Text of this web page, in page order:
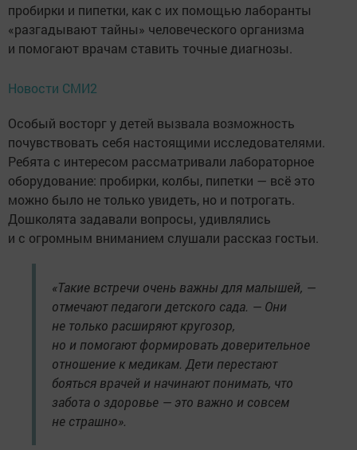
пробирки и пипетки, как с их помощью лаборанты
«разгадывают тайны» человеческого организма
и помогают врачам ставить точные диагнозы.
Новости СМИ2
Особый восторг у детей вызвала возможность
почувствовать себя настоящими исследователями.
Ребята с интересом рассматривали лабораторное
оборудование: пробирки, колбы, пипетки — всё это
можно было не только увидеть, но и потрогать.
Дошколята задавали вопросы, удивлялись
и с огромным вниманием слушали рассказ гостьи.
«Такие встречи очень важны для малышей, —
отмечают педагоги детского сада. — Они
не только расширяют кругозор,
но и помогают формировать доверительное
отношение к медикам. Дети перестают
бояться врачей и начинают понимать, что
забота о здоровье — это важно и совсем
не страшно».